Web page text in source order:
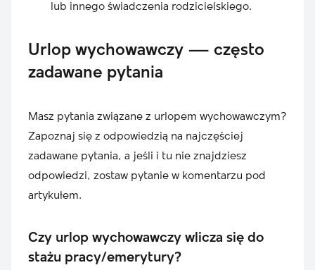
lub innego świadczenia rodzicielskiego.
Urlop wychowawczy — często
zadawane pytania
Masz pytania związane z urlopem wychowawczym?
Zapoznaj się z odpowiedzią na najczęściej
zadawane pytania, a jeśli i tu nie znajdziesz
odpowiedzi, zostaw pytanie w komentarzu pod
artykułem.
Czy urlop wychowawczy wlicza się do
stażu pracy/emerytury?